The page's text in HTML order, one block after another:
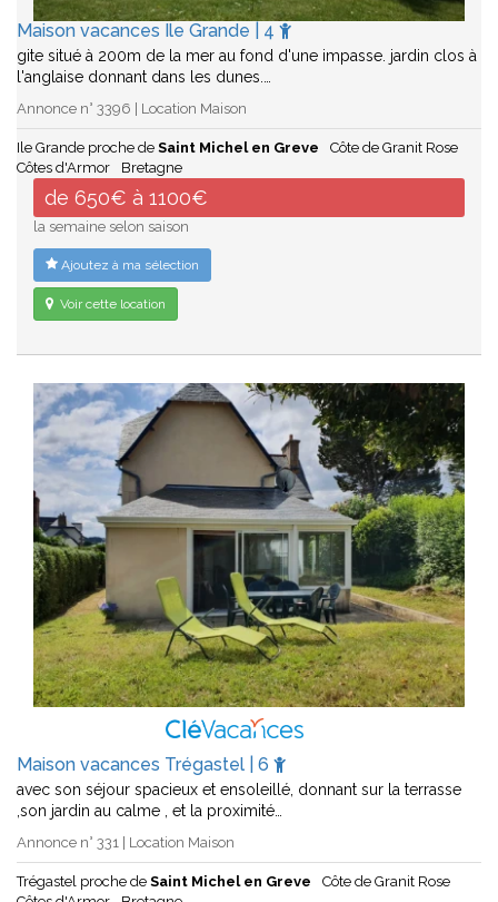
Maison vacances Ile Grande | 4
gite situé à 200m de la mer au fond d'une impasse. jardin clos à
l'anglaise donnant dans les dunes.…
Annonce n° 3396 | Location Maison
Ile Grande proche de Saint Michel en Greve
Côte de Granit Rose
Côtes d'Armor
Bretagne
de 650€ à 1100€
la semaine selon saison
Ajoutez à ma sélection
Voir cette location
Maison vacances Trégastel | 6
avec son séjour spacieux et ensoleillé, donnant sur la terrasse
,son jardin au calme , et la proximité…
Annonce n° 331 | Location Maison
Trégastel proche de Saint Michel en Greve
Côte de Granit Rose